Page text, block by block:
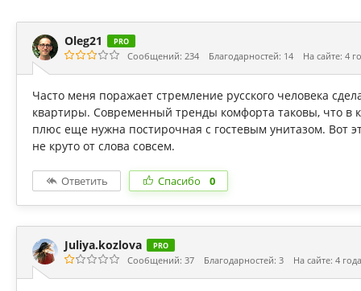
Oleg21 PRO
Сообщений: 234 Благодарностей: 14 На сайте: 4
Часто меня поражает стремление русского человека
квартиры. Современный тренды комфорта таковы, что в
плюс еще нужна постирочная с гостевым унитазом. Вот
не круто от слова совсем.
Ответить Спасибо 0
Juliya.kozlova PRO
Сообщений: 37 Благодарностей: 3 На сайте: 4 года